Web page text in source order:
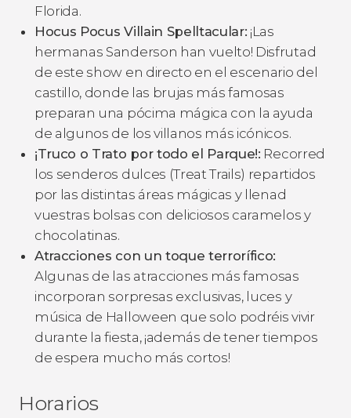
Florida.
Hocus Pocus Villain Spelltacular: ¡Las
hermanas Sanderson han vuelto! Disfrutad
de este show en directo en el escenario del
castillo, donde las brujas más famosas
preparan una pócima mágica con la ayuda
de algunos de los villanos más icónicos.
¡Truco o Trato por todo el Parque!: Recorred
los senderos dulces (Treat Trails) repartidos
por las distintas áreas mágicas y llenad
vuestras bolsas con deliciosos caramelos y
chocolatinas.
Atracciones con un toque terrorífico:
Algunas de las atracciones más famosas
incorporan sorpresas exclusivas, luces y
música de Halloween que solo podréis vivir
durante la fiesta, ¡además de tener tiempos
de espera mucho más cortos!
Horarios